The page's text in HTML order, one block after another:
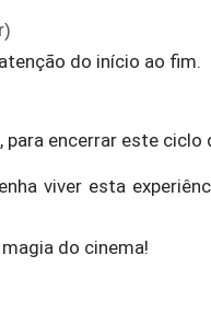
do início ao fim.
encerrar este ciclo
viver esta
do cinema!